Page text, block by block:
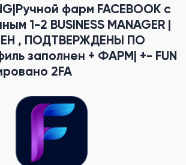
фарм FACEBOOK с
1-2 BUSINESS MANAGER |
, ПОДТВЕРЖДЕНЫ ПО
заполнен + ФАРМ| +- FUN
2FA